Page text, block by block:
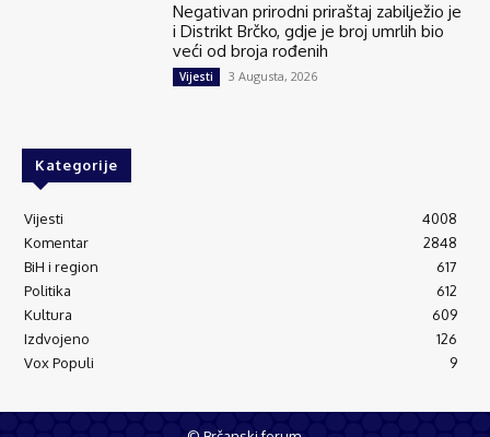
Negativan prirodni priraštaj zabilježio je
i Distrikt Brčko, gdje je broj umrlih bio
veći od broja rođenih
Vijesti 3 Augusta, 2026
Kategorije
Vijesti
4008
Komentar
2848
BiH i region
617
Politika
612
Kultura
609
Izdvojeno
126
Vox Populi
9